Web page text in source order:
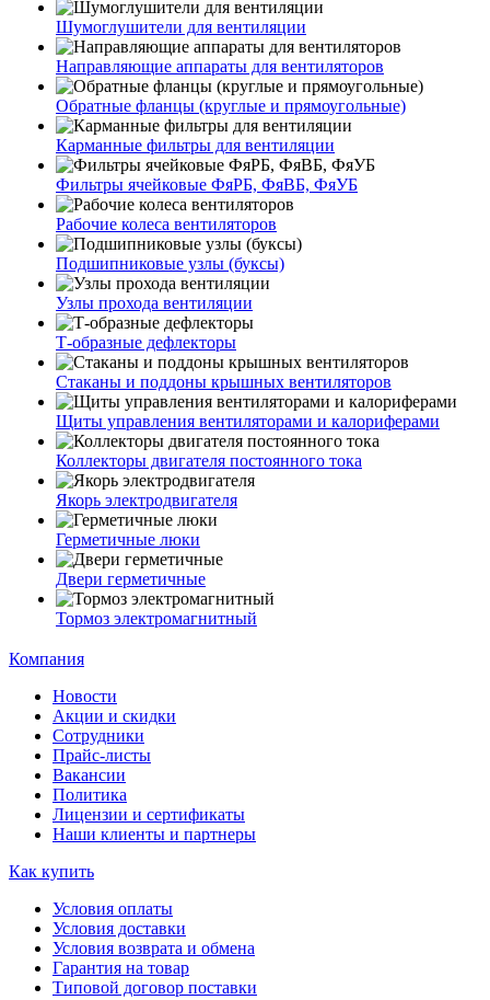
Шумоглушители для вентиляции
Направляющие аппараты для вентиляторов
Обратные фланцы (круглые и прямоугольные)
Карманные фильтры для вентиляции
Фильтры ячейковые ФяРБ, ФяВБ, ФяУБ
Рабочие колеса вентиляторов
Подшипниковые узлы (буксы)
Узлы прохода вентиляции
Т-образные дефлекторы
Стаканы и поддоны крышных вентиляторов
Щиты управления вентиляторами и калориферами
Коллекторы двигателя постоянного тока
Якорь электродвигателя
Герметичные люки
Двери герметичные
Тормоз электромагнитный
Компания
Новости
Акции и скидки
Сотрудники
Прайс-листы
Вакансии
Политика
Лицензии и сертификаты
Наши клиенты и партнеры
Как купить
Условия оплаты
Условия доставки
Условия возврата и обмена
Гарантия на товар
Типовой договор поставки